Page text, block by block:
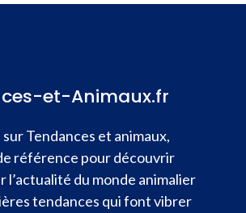
et-Animaux.fr
Tendances et animaux,
référence pour découvrir
l’actualité du monde animalier
tendances qui font vibrer